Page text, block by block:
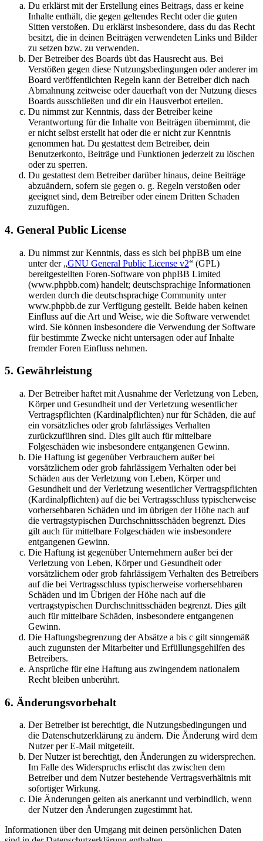
Du erklärst mit der Erstellung eines Beitrags, dass er keine
Inhalte enthält, die gegen geltendes Recht oder die guten
Sitten verstoßen. Du erklärst insbesondere, dass du das Recht
besitzt, die in deinen Beiträgen verwendeten Links und Bilder
zu setzen bzw. zu verwenden.
Der Betreiber des Boards übt das Hausrecht aus. Bei
Verstößen gegen diese Nutzungsbedingungen oder anderer im
Board veröffentlichten Regeln kann der Betreiber dich nach
Abmahnung zeitweise oder dauerhaft von der Nutzung dieses
Boards ausschließen und dir ein Hausverbot erteilen.
Du nimmst zur Kenntnis, dass der Betreiber keine
Verantwortung für die Inhalte von Beiträgen übernimmt, die
er nicht selbst erstellt hat oder die er nicht zur Kenntnis
genommen hat. Du gestattest dem Betreiber, dein
Benutzerkonto, Beiträge und Funktionen jederzeit zu löschen
oder zu sperren.
Du gestattest dem Betreiber darüber hinaus, deine Beiträge
abzuändern, sofern sie gegen o. g. Regeln verstoßen oder
geeignet sind, dem Betreiber oder einem Dritten Schaden
zuzufügen.
4. General Public License
Du nimmst zur Kenntnis, dass es sich bei phpBB um eine
unter der „GNU General Public License v2“ (GPL)
bereitgestellten Foren-Software von phpBB Limited
(www.phpbb.com) handelt; deutschsprachige Informationen
werden durch die deutschsprachige Community unter
www.phpbb.de zur Verfügung gestellt. Beide haben keinen
Einfluss auf die Art und Weise, wie die Software verwendet
wird. Sie können insbesondere die Verwendung der Software
für bestimmte Zwecke nicht untersagen oder auf Inhalte
fremder Foren Einfluss nehmen.
5. Gewährleistung
Der Betreiber haftet mit Ausnahme der Verletzung von Leben,
Körper und Gesundheit und der Verletzung wesentlicher
Vertragspflichten (Kardinalpflichten) nur für Schäden, die auf
ein vorsätzliches oder grob fahrlässiges Verhalten
zurückzuführen sind. Dies gilt auch für mittelbare
Folgeschäden wie insbesondere entgangenen Gewinn.
Die Haftung ist gegenüber Verbrauchern außer bei
vorsätzlichem oder grob fahrlässigem Verhalten oder bei
Schäden aus der Verletzung von Leben, Körper und
Gesundheit und der Verletzung wesentlicher Vertragspflichten
(Kardinalpflichten) auf die bei Vertragsschluss typischerweise
vorhersehbaren Schäden und im übrigen der Höhe nach auf
die vertragstypischen Durchschnittsschäden begrenzt. Dies
gilt auch für mittelbare Folgeschäden wie insbesondere
entgangenen Gewinn.
Die Haftung ist gegenüber Unternehmern außer bei der
Verletzung von Leben, Körper und Gesundheit oder
vorsätzlichem oder grob fahrlässigem Verhalten des Betreibers
auf die bei Vertragsschluss typischerweise vorhersehbaren
Schäden und im Übrigen der Höhe nach auf die
vertragstypischen Durchschnittsschäden begrenzt. Dies gilt
auch für mittelbare Schäden, insbesondere entgangenen
Gewinn.
Die Haftungsbegrenzung der Absätze a bis c gilt sinngemäß
auch zugunsten der Mitarbeiter und Erfüllungsgehilfen des
Betreibers.
Ansprüche für eine Haftung aus zwingendem nationalem
Recht bleiben unberührt.
6. Änderungsvorbehalt
Der Betreiber ist berechtigt, die Nutzungsbedingungen und
die Datenschutzerklärung zu ändern. Die Änderung wird dem
Nutzer per E-Mail mitgeteilt.
Der Nutzer ist berechtigt, den Änderungen zu widersprechen.
Im Falle des Widerspruchs erlischt das zwischen dem
Betreiber und dem Nutzer bestehende Vertragsverhältnis mit
sofortiger Wirkung.
Die Änderungen gelten als anerkannt und verbindlich, wenn
der Nutzer den Änderungen zugestimmt hat.
Informationen über den Umgang mit deinen persönlichen Daten